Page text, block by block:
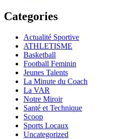
Categories
Actualité Sportive
ATHLETISME
Basketball
Football Feminin
Jeunes Talents
La Minute du Coach
La VAR
Notre Miroir
Santé et Technique
Scoop
Sports Locaux
Uncategorized